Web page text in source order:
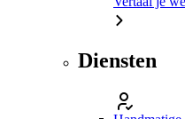
Diensten